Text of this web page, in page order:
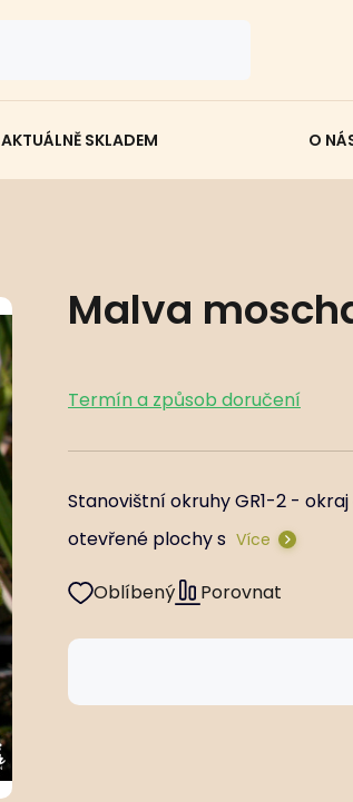
AKTUÁLNĚ SKLADEM O
Malva
Termín a způsob doručení
Stanovištní okruhy GR1-2 -
otevřené plochy s Více
Oblíbený Porovnat